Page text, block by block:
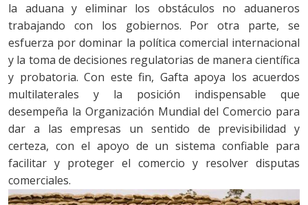
la aduana y eliminar los obstáculos no aduaneros
trabajando con los gobiernos. Por otra parte, se
esfuerza por dominar la política comercial internacional
y la toma de decisiones regulatorias de manera científica
y probatoria. Con este fin, Gafta apoya los acuerdos
multilaterales y la posición indispensable que
desempeña la Organización Mundial del Comercio para
dar a las empresas un sentido de previsibilidad y
certeza, con el apoyo de un sistema confiable para
facilitar y proteger el comercio y resolver disputas
comerciales.